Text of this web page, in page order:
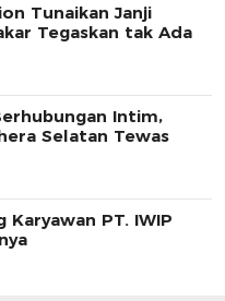
Tunaikan Janji
Tegaskan tak Ada
Intim,
Selatan Tewas
Karyawan PT. IWIP